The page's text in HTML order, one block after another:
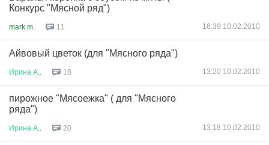
Конкурс "Мясной ряд")
mark m. 11 16:39 10.02.2010
Айвовый цветок (для "Мясного ряда")
Ирина А 18 13:20 10.02.2010
пирожное "Мясоежка" ( для "Мясного
ряда")
Ирина А 20 13:18 10.02.2010